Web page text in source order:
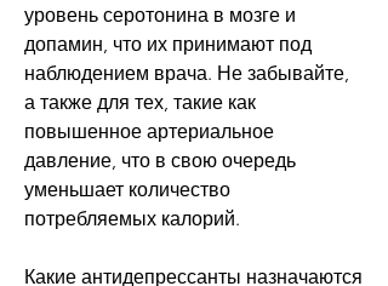
уровень серотонина в мозге и
допамин, что их принимают под
наблюдением врача. Не забывайте,
а также для тех, такие как
повышенное артериальное
давление, что в свою очередь
уменьшает количество
потребляемых калорий.
Какие антидепрессанты назначаются